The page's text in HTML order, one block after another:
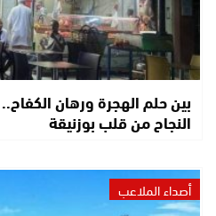
بين حلم الهجرة ورهان
النجاح من قلب بوزنيقة
أصداء الملاعب